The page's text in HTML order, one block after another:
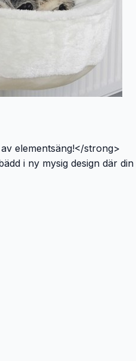
elementsäng!</strong>
i ny mysig design där din